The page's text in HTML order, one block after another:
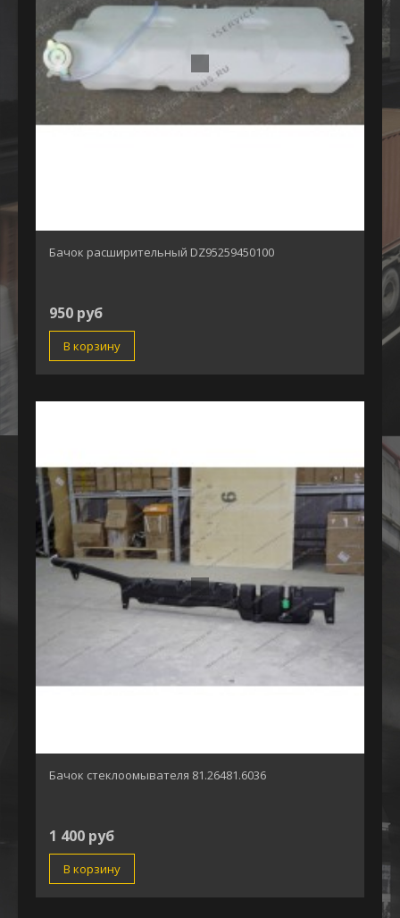
Бачок расширительный DZ95259450100
950 руб
В корзину
Бачок стеклоомывателя 81.26481.6036
1 400 руб
В корзину